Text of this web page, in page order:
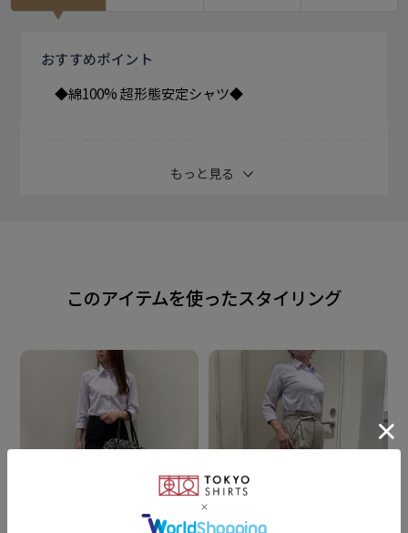
おすすめポイント
◆綿100% 超形態安定シャツ◆
（W＆W性）を取得。
仕様を抑えたシンプルなシャツは ビジネススタイルに
ボタンまわりは白色で統一し 上品できちんと感あるデ
ザインに。
衿型
もっと見る
このアイテムを使ったスタイリング